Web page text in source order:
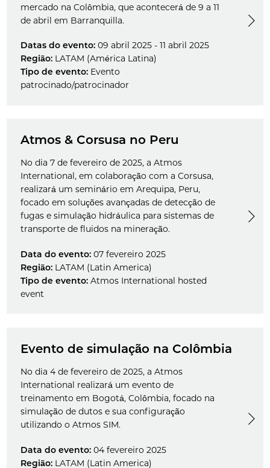
mercado na Colômbia, que acontecerá de 9 a 11
de abril em Barranquilla.
Datas do evento: 09 abril 2025 - 11 abril 2025
Região:LATAM (América Latina)
Tipo de evento:Evento
patrocinado/patrocinador
Atmos & Corsusa no Peru
No dia 7 de fevereiro de 2025, a Atmos
International, em colaboração com a Corsusa,
realizará um seminário em Arequipa, Peru,
focado em soluções avançadas de detecção de
fugas e simulação hidráulica para sistemas de
transporte de fluidos na mineração.
Data do evento: 07 fevereiro 2025
Região:LATAM (Latin America)
Tipo de evento:Atmos International hosted
event
Evento de simulação na Colômbia
No dia 4 de fevereiro de 2025, a Atmos
International realizará um evento de
treinamento em Bogotá, Colômbia, focado na
simulação de dutos e sua configuração
utilizando o Atmos SIM.
Data do evento: 04 fevereiro 2025
Região:LATAM (Latin America)